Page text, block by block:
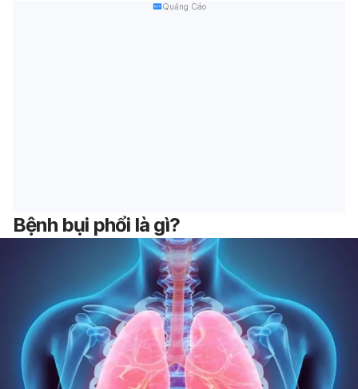
Quảng Cáo
Bệnh bụi phổi là gì?